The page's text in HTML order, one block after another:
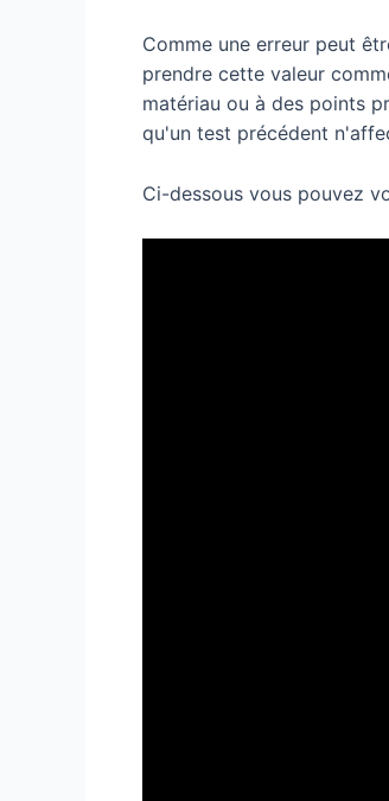
Comme une erreur peut
prendre cette valeur
matériau ou à des points
qu'un test précédent
Ci-dessous vous pouvez